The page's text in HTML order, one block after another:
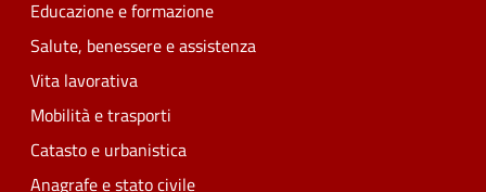
Educazione e formazione
Salute, benessere e assistenza
Vita lavorativa
Mobilità e trasporti
Catasto e urbanistica
Anagrafe e stato civile